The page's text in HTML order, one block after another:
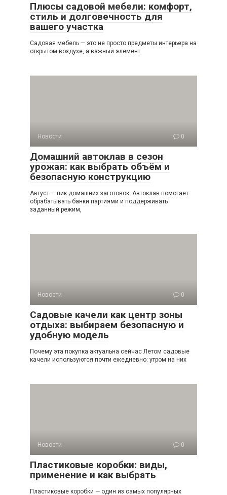
Плюсы садовой мебели: комфорт,
стиль и долговечность для
вашего участка
Садовая мебель — это не просто предметы интерьера на
открытом воздухе, а важный элемент
Новости 0
Домашний автоклав в сезон
урожая: как выбрать объём и
безопасную конструкцию
Август — пик домашних заготовок. Автоклав помогает
обрабатывать банки партиями и поддерживать
заданный режим,
Новости 0
Садовые качели как центр зоны
отдыха: выбираем безопасную и
удобную модель
Почему эта покупка актуальна сейчас Летом садовые
качели используются почти ежедневно: утром на них
Новости 0
Пластиковые коробки: виды,
применение и как выбрать
Пластиковые коробки — один из самых популярных